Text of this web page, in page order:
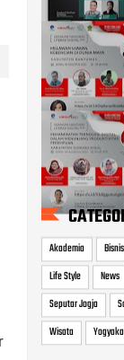
Akademia Bisnis
Life Style
News
Seputar Jogja
Wisata